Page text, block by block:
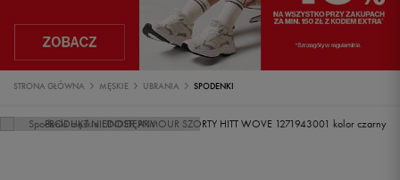
STRONA GŁÓWNA MĘSKIE UBRANIA SPODENKI
PRODUKT NIEDOSTĘPNY